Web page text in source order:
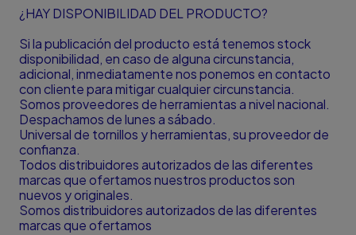
¿HAY DISPONIBILIDAD DEL PRODUCTO?
Si la publicación del producto está tenemos stock
disponibilidad, en caso de alguna circunstancia,
adicional, inmediatamente nos ponemos en contacto
con cliente para mitigar cualquier circunstancia.
Somos proveedores de herramientas a nivel nacional.
Despachamos de lunes a sábado.
Universal de tornillos y herramientas, su proveedor de
confianza.
Todos distribuidores autorizados de las diferentes
marcas que ofertamos nuestros productos son
nuevos y originales.
Somos distribuidores autorizados de las diferentes
marcas que ofertamos